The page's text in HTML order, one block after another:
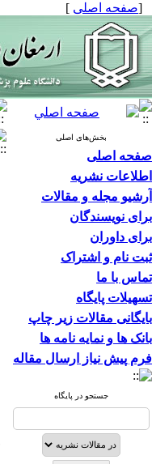
[صفحه اصلی ]
بخش‌های اصلی
صفحه اصلی
اطلاعات نشریه
آرشیو مجله و مقالات
برای نویسندگان
برای داوران
ثبت نام و اشتراک
تماس با ما
تسهیلات پایگاه
بایگانی مقالات زیر چاپ
بانک ها و نمایه نامه ها
فرم پیش نیاز ارسال مقاله
جستجو در پایگاه